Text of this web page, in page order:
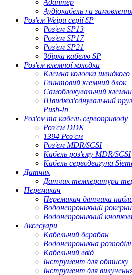
Адаптер
Аудіокабель на замовлення
Роз'єм Weipu серії SP
Роз'єм SP13
Роз'єм SP17
Роз'єм SP21
Збірка кабелю SP
Роз'єм клемної колодки
Клемна колодка
Гвинтовий клемний блок
Самоблокувальний
Швидкоз'єднувальний
Push-In
Роз'єм та кабель сервоприводу
Роз'єм DDK
1394 Роз'єм
Роз'єм MDR/SCSI
Кабель роз'єму MDR/SCSI
Кабель серводвигуна
Датчик
Датчик температури
Перемикач
Перемикач датчика
Водонепроникний
Водонепроникний
Аксесуари
Кабельний барабан
Водонепроникна
Кабельний ввід
Інструмент для обтиску
Інструмент для